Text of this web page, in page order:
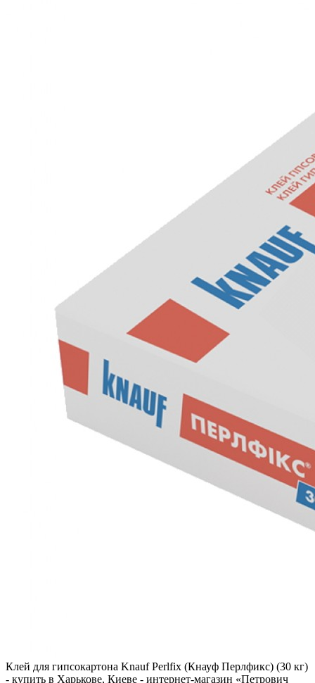
Клей для гипсокартона Knauf Perlfix (Кнауф Перлфикс) (30 кг)
- купить в Харькове, Киеве - интернет-магазин «Петрович